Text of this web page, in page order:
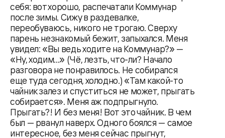
себя: вот хорошо, распечатали Коммунар
после зимы. Сижу в раздевалке,
переобуваюсь, никого не трогаю. Сверху
парень незнакомый бежит, запыхался. Меня
увидел: «Вы ведь ходите на Коммунар?» —
«Ну, ходим...» (Чё, лезть, что-ли? Начало
разговора не понравилось. Не собирался
еще туда сегодня, холодно.) «Там какой-то
чайник залез и спуститься не может, прыгать
собирается». Меня аж подпрыгнуло.
Прыгать?! И без меня! Вот это чайник. В чем
был — рванул наверх. Одного боялся — самое
интересное, без меня сейчас прыгнут,